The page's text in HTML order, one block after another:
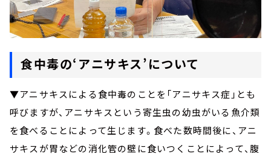
食中毒の‘アニサキス’について
▼アニサキスによる食中毒のことを「アニサキス症」とも
呼びますが、アニサキスという寄生虫の幼虫がいる魚介類
を食べることによって生じます。食べた数時間後に、アニ
サキスが胃などの消化管の壁に食いつくことによって、腹